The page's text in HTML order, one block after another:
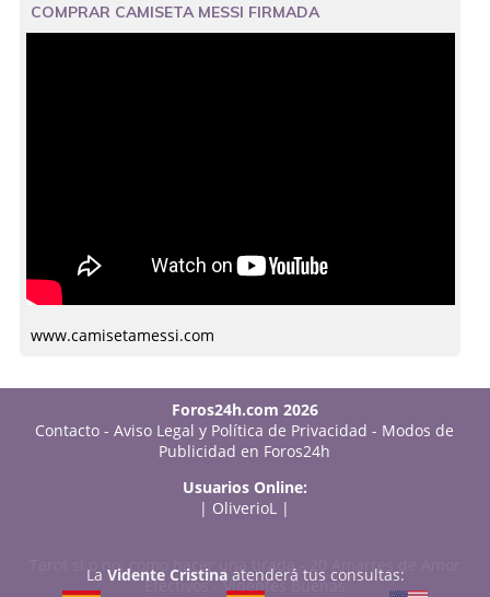
COMPRAR CAMISETA MESSI FIRMADA
www.camisetamessi.com
Foros24h.com 2026
Contacto -Aviso Legal y Política de Privacidad - Modos de
Publicidad en Foros24h
Usuarios Online:
| OliverioL |
Tarot sí o no: cómo hacer una tirada-
20 Amarres de Amor
Efectivos-Videntes Buenas
La Vidente Cristinaatenderá tus consultas: